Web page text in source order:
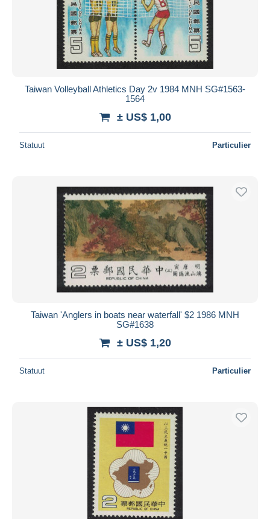
Taiwan Volleyball Athletics Day 2v 1984 MNH SG#1563-
1564
± US$ 1,00
Statuut Particulier
Taiwan 'Anglers in boats near waterfall' $2 1986 MNH
SG#1638
± US$ 1,20
Statuut Particulier